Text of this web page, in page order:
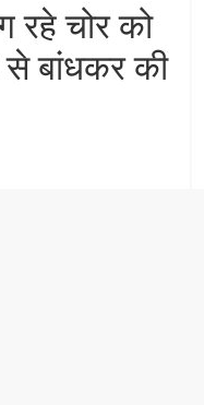
रहे चोर को
से बांधकर की